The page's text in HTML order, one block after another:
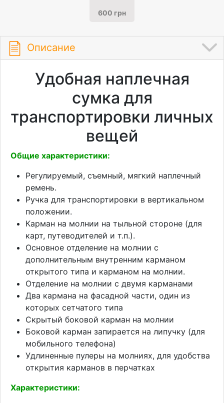
600 грн
Описание
Удобная наплечная
сумка для
транспортировки личных
вещей
Общие характеристики:
Регулируемый, съемный, мягкий наплечный
ремень.
Ручка для транспортировки в вертикальном
положении.
Карман на молнии на тыльной стороне (для
карт, путеводителей и т.п.).
Основное отделение на молнии с
дополнительным внутренним карманом
открытого типа и карманом на молнии.
Отделение на молнии с двумя карманами
Два кармана на фасадной части, один из
которых сетчатого типа
Скрытый боковой карман на молнии
Боковой карман запирается на липучку (для
мобильного телефона)
Удлиненные пулеры на молниях, для удобства
открытия карманов в перчатках
Характеристики: